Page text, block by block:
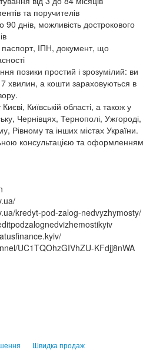
та поручителів
90 днів, можливість дострокового
паспорт, ІПН, документ, що
позики простий і зрозумілий: ви
хвилин, а кошти зараховуються в
Київській області, а також у
Чернівцях, Тернополі, Ужгороді,
Рівному та інших містах України.
консультацією та оформленням
kredyt-pod-zalog-nedvyzhymosty/
UC1TQOhzGIVhZU-KFdjj8nWA
Швидка продаж